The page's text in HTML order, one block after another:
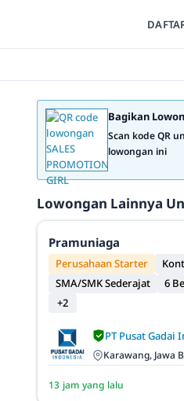
Bagikan
Scan kode QR
lowongan ini
Lowongan Lainnya
Pramuniaga
Perusahaan Starter
SMA/SMK Sederajat
6
+2
PT Pusat Gadai
Karawang, Jawa
13 jam yang lalu